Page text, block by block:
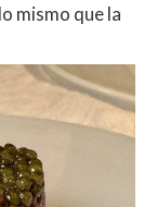
mismo que la